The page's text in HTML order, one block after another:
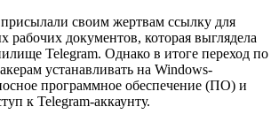
своим жертвам ссылку для
рабочих документов, которая выглядела
Telegram. Однако в итоге переход по
устанавливать на Windows-
программное обеспечение (ПО) и
к Telegram-аккаунту.